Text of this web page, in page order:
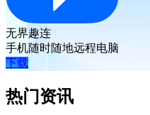
无界趣连
手机随时随地远程电脑
下载
热门资讯